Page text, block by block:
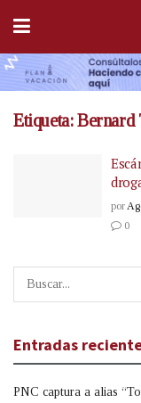
Etiqueta:Bernard
por
0
Entradas
PNC captura a alias